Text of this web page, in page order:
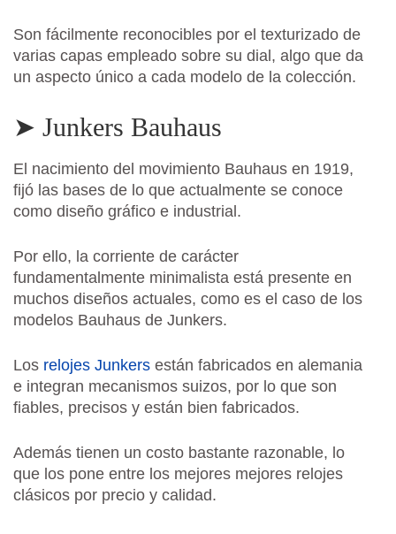
Son fácilmente reconocibles por el texturizado de
varias capas empleado sobre su dial, algo que da
un aspecto único a cada modelo de la colección.
➤ Junkers Bauhaus
El nacimiento del movimiento Bauhaus en 1919,
fijó las bases de lo que actualmente se conoce
como diseño gráfico e industrial.
Por ello, la corriente de carácter
fundamentalmente minimalista está presente en
muchos diseños actuales, como es el caso de los
modelos Bauhaus de Junkers.
Los relojes Junkers están fabricados en alemania
e integran mecanismos suizos, por lo que son
fiables, precisos y están bien fabricados.
Además tienen un costo bastante razonable, lo
que los pone entre los mejores mejores relojes
clásicos por precio y calidad.